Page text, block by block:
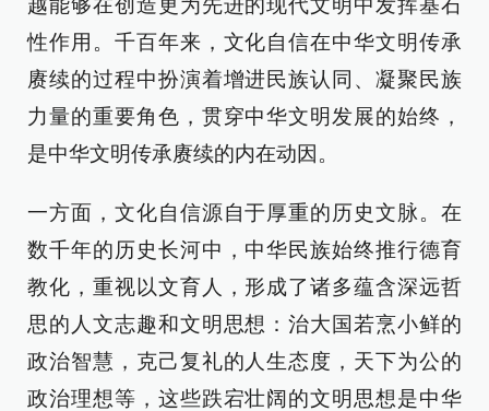
越能够在创造更为先进的现代文明中发挥基石
性作用。千百年来，文化自信在中华文明传承
赓续的过程中扮演着增进民族认同、凝聚民族
力量的重要角色，贯穿中华文明发展的始终，
是中华文明传承赓续的内在动因。
一方面，文化自信源自于厚重的历史文脉。在
数千年的历史长河中，中华民族始终推行德育
教化，重视以文育人，形成了诸多蕴含深远哲
思的人文志趣和文明思想：治大国若烹小鲜的
政治智慧，克己复礼的人生态度，天下为公的
政治理想等，这些跌宕壮阔的文明思想是中华